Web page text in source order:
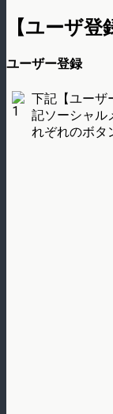
【ユーザ登
ユーザー登録
下記【ユーザ
記ソーシャル
れぞれのボタ